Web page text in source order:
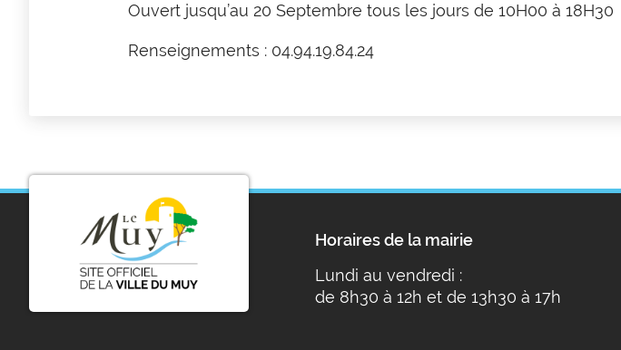
Ouvert jusqu’au 20 Septembre tous les jours de 10H00 à 18H30
Renseignements : 04.94.19.84.24
Horaires de la mairie
Lundi au vendredi :
de 8h30 à 12h et de 13h30 à 17h